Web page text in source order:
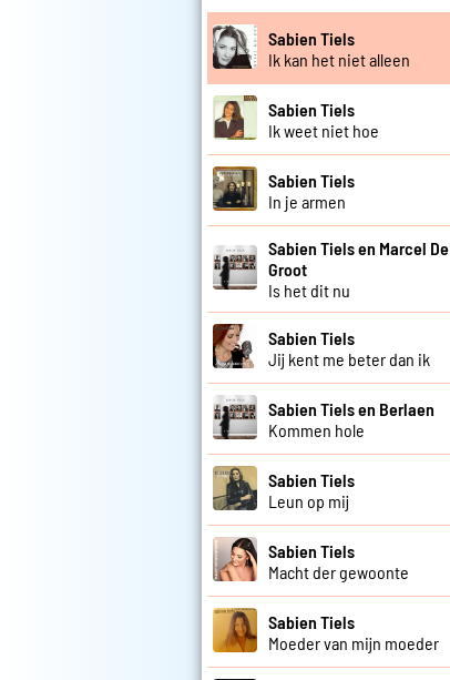
Sabien Tiels
Ik kan het niet alleen
Sabien Tiels
Ik weet niet hoe
Sabien Tiels
In je armen
Sabien Tiels en Marcel De
Groot
Is het dit nu
Sabien Tiels
Jij kent me beter dan ik
Sabien Tiels en Berlaen
Kommen hole
Sabien Tiels
Leun op mij
Sabien Tiels
Macht der gewoonte
Sabien Tiels
Moeder van mijn moeder